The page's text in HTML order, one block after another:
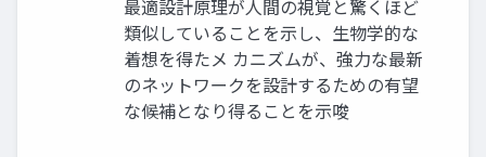
最適設計原理が人間の視覚と驚くほど
類似していることを示し、生物学的な
着想を得たメ カニズムが、強力な最新
のネットワークを設計するための有望
な候補となり得ることを示唆